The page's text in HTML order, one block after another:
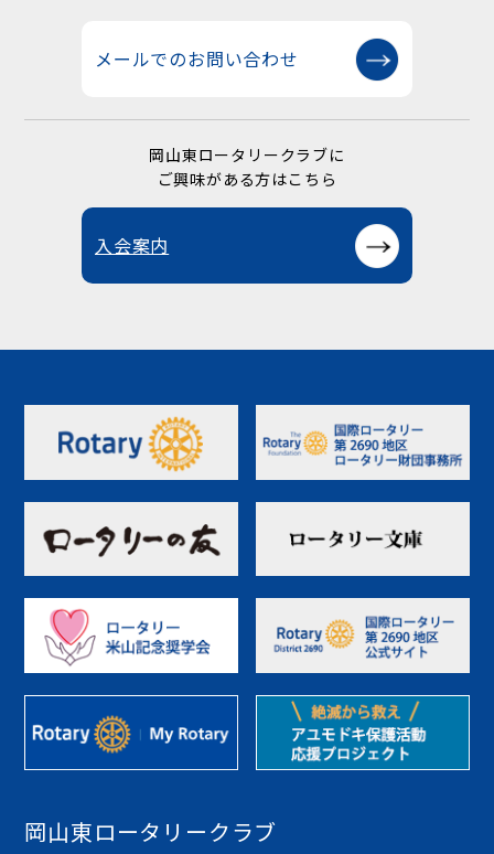
メールでのお問い合わせ
岡山東ロータリークラブに
ご興味がある方はこちら
入会案内
岡山東ロータリークラブ